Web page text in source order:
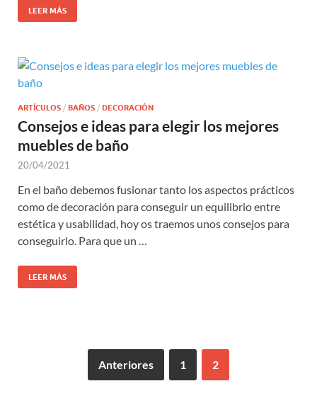
LEER MÁS
ARTÍCULOS / BAÑOS / DECORACIÓN
Consejos e ideas para elegir los mejores
muebles de baño
20/04/2021
En el baño debemos fusionar tanto los aspectos prácticos
como de decoración para conseguir un equilibrio entre
estética y usabilidad, hoy os traemos unos consejos para
conseguirlo. Para que un …
LEER MÁS
Anteriores 1 2